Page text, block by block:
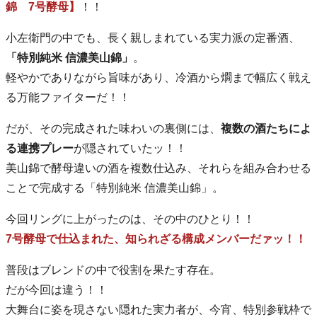
錦 7号酵母】
！！
小左衛門の中でも、長く親しまれている実力派の定番酒、
「特別純米 信濃美山錦」 。
軽やかでありながら旨味があり、冷酒から燗まで幅広く戦え
る万能ファイターだ！！
だが、その完成された味わいの裏側には、 複数の酒たちによ
る連携プレーが隠されていたッ！！
美山錦で酵母違いの酒を複数仕込み、それらを組み合わせる
ことで完成する「特別純米 信濃美山錦」。
今回リングに上がったのは、その中のひとり！！
7号酵母で仕込まれた、知られざる構成メンバーだァッ！！
普段はブレンドの中で役割を果たす存在。
だが今回は違う！！
大舞台に姿を現さない隠れた実力者が、今宵、特別参戦枠で